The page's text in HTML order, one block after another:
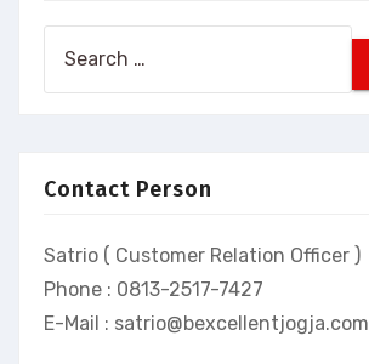
Contact Person
Satrio ( Customer Relation Officer )
Phone : 0813-2517-7427
E-Mail : satrio@bexcellentjogja.com